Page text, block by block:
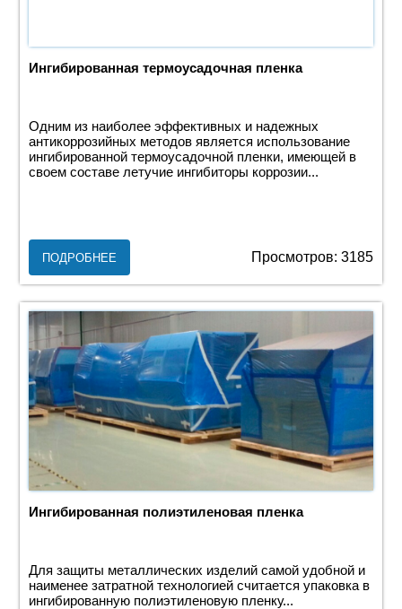
Ингибированная термоусадочная пленка
Одним из наиболее эффективных и надежных
антикоррозийных методов является использование
ингибированной термоусадочной пленки, имеющей в
своем составе летучие ингибиторы коррозии...
ПОДРОБНЕЕ Просмотров: 3185
Ингибированная полиэтиленовая пленка
Для защиты металлических изделий самой удобной и
наименее затратной технологией считается упаковка в
ингибированную полиэтиленовую пленку...